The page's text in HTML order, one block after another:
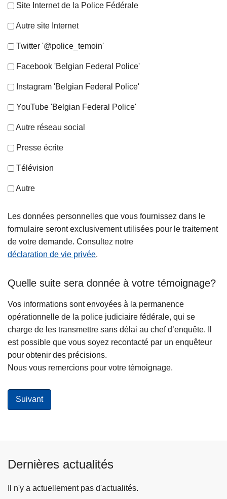
Site Internet de la Police Fédérale
Autre site Internet
Twitter '@police_temoin'
Facebook 'Belgian Federal Police'
Instagram 'Belgian Federal Police'
YouTube 'Belgian Federal Police'
Autre réseau social
Presse écrite
Télévision
Autre
Les données personnelles que vous fournissez dans le
formulaire seront exclusivement utilisées pour le traitement
de votre demande. Consultez notre
déclaration de vie privée.
Quelle suite sera donnée à votre témoignage?
Vos informations sont envoyées à la permanence
opérationnelle de la police judiciaire fédérale, qui se
charge de les transmettre sans délai au chef d’enquête. Il
est possible que vous soyez recontacté par un enquêteur
pour obtenir des précisions.
Nous vous remercions pour votre témoignage.
Dernières actualités
Il n'y a actuellement pas d'actualités.